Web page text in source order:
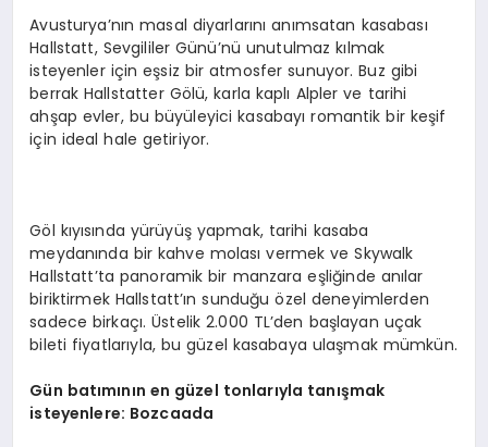
Avusturya’nın masal diyarlarını anımsatan kasabası
Hallstatt, Sevgililer Günü’nü unutulmaz kılmak
isteyenler için eşsiz bir atmosfer sunuyor. Buz gibi
berrak Hallstatter Gölü, karla kaplı Alpler ve tarihi
ahşap evler, bu büyüleyici kasabayı romantik bir keşif
için ideal hale getiriyor.
Göl kıyısında yürüyüş yapmak, tarihi kasaba
meydanında bir kahve molası vermek ve Skywalk
Hallstatt’ta panoramik bir manzara eşliğinde anılar
biriktirmek Hallstatt’ın sunduğu özel deneyimlerden
sadece birkaçı. Üstelik 2.000 TL’den başlayan uçak
bileti fiyatlarıyla, bu güzel kasabaya ulaşmak mümkün.
Gün batımının en güzel tonlarıyla tanışmak
isteyenlere: Bozcaada